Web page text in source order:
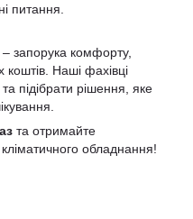
питання.
запорука комфорту,
коштів. Наші фахівці
підібрати рішення, яке
та отримайте
обладнання!